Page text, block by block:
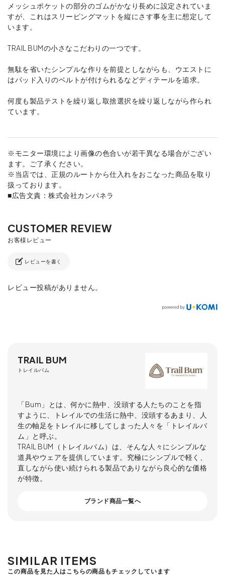
メッシュポケットの部分のゴムがかなり長めに設定されていま
すが、これはスリーピングマットを縦にさす事を主に想定して
います。
TRAIL BUMの小さなこだわりの一つです。
無駄を省いたシンプルな作りを前提としながらも、ウエストに
はパッド入りのベルトが付けられるなどディテールを追求。
何度も製品テストを繰り返し取捨選択を繰り返しながら作られ
ています。
※モニター環境により画像の色合いが若干異なる場合がござい
ます。ご了承ください。
※当店では、正規のルートから仕入れをおこなった商品を取り
扱っております。
■広告文責：株式会社カンパネラ
レビューを書く
レビュー投稿がありません。
TRAIL BUM
トレイルバム
「Bum」とは、何かに熱中、没頭する人たちのことを指
すように、トレイルでの生活に熱中、没頭するあまり、人
生の軸足をトレイルに移してしまった人々を「トレイルバ
ム」と呼ぶ。
TRAIL BUM（トレイルバム）は、そんな人々にシンプルな
道具やウェアを提供しています。究極にシンプルで軽く、
直しながら使い続けられる製品でありながら良心的な価格
が特徴。
ブランド商品一覧へ
SIMILAR ITEMS
この商品を見た人はこちらの商品もチェックしています